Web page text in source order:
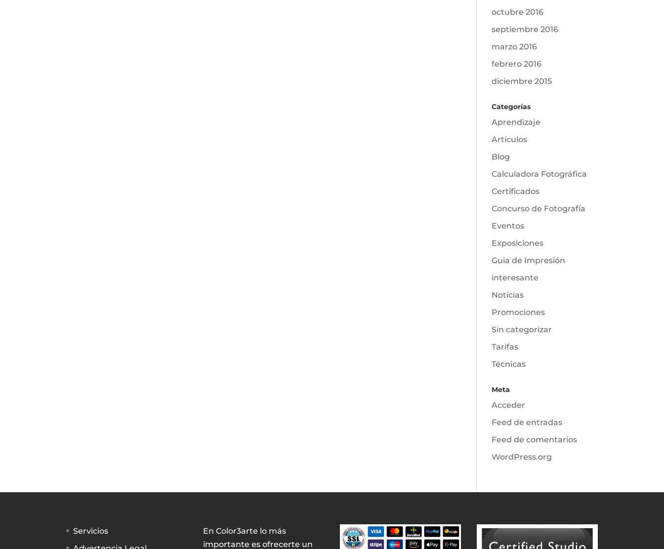
octubre 2016
septiembre 2016
marzo 2016
febrero 2016
diciembre 2015
Categorías
Aprendizaje
Artículos
Blog
Calculadora Fotográfica
Certificados
Concurso de Fotografía
Eventos
Exposiciones
Guia de Impresión
interesante
Noticias
Promociones
Sin categorizar
Tarifas
Técnicas
Meta
Acceder
Feed de entradas
Feed de comentarios
WordPress.org
Servicios
En Color3arte lo más
importante es ofrecerte un